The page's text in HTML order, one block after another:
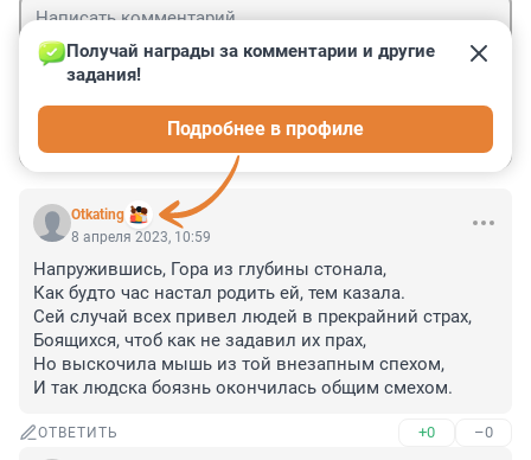
Otkating
Получай награды за комментарии и другие
задания!
Подробнее в профиле
8 апреля 2023, 10:59
Напружившись, Гора из глубины стонала,
Как будто час настал родить ей, тем казала.
Сей случай всех привел людей в прекрайний страх,
Боящихся, чтоб как не задавил их прах,
Но выскочила мышь из той внезапным спехом,
И так людска боязнь окончилась общим смехом.
ОТВЕТИТЬ +0 –0